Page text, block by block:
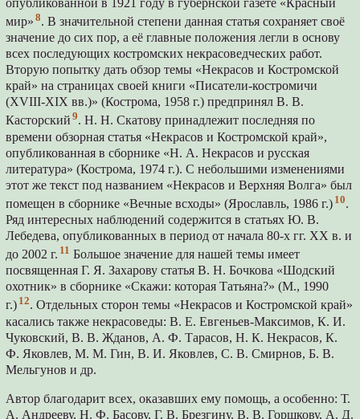
опубликованной в 1921 году в губернской газете «Красный
мир» 8. В значительной степени данная статья сохраняет своё
значение до сих пор, а её главные положения легли в основу
всех последующих костромских некрасоведческих работ.
Вторую попытку дать обзор темы «Некрасов и Костромской
край» на страницах своей книги «Писатели-костромичи
(XVIII-XIX вв.)» (Кострома, 1958 г.) предпринял В. В.
Касторский 9. Н. Н. Скатову принадлежит последняя по
времени обзорная статья «Некрасов и Костромской край»,
опубликованная в сборнике «Н. А. Некрасов и русская
литература» (Кострома, 1974 г.). С небольшими изменениями
этот же текст под названием «Некрасов и Верхняя Волга» был
помещен в сборнике «Вечные всходы» (Ярославль, 1986 г.) 10.
Ряд интересных наблюдений содержится в статьях Ю. В.
Лебедева, опубликованных в период от начала 80-х гг. XX в. и
до 2002 г. 11 Большое значение для нашей темы имеет
посвященная Г. Я. Захарову статья В. Н. Бочкова «Шодский
охотник» в сборнике «Скажи: которая Татьяна?» (М., 1990
г.) 12. Отдельных сторон темы «Некрасов и Костромской край»
касались также некрасоведы: В. Е. Евгеньев-Максимов, К. И.
Чуковский, В. В. Жданов, А. Ф. Тарасов, Н. К. Некрасов, К.
Ф. Яковлев, М. М. Гин, В. И. Яковлев, С. В. Смирнов, Б. В.
Мельгунов и др.
Автор благодарит всех, оказавших ему помощь, а особенно: Т.
А. Андрееву, Н. Ф. Басову, Г. В. Брезгину, В. В. Горшкову, А. Д.